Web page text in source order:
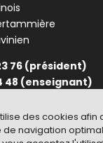
76 (président)
48 (enseignant)
des cookies afin
navigation